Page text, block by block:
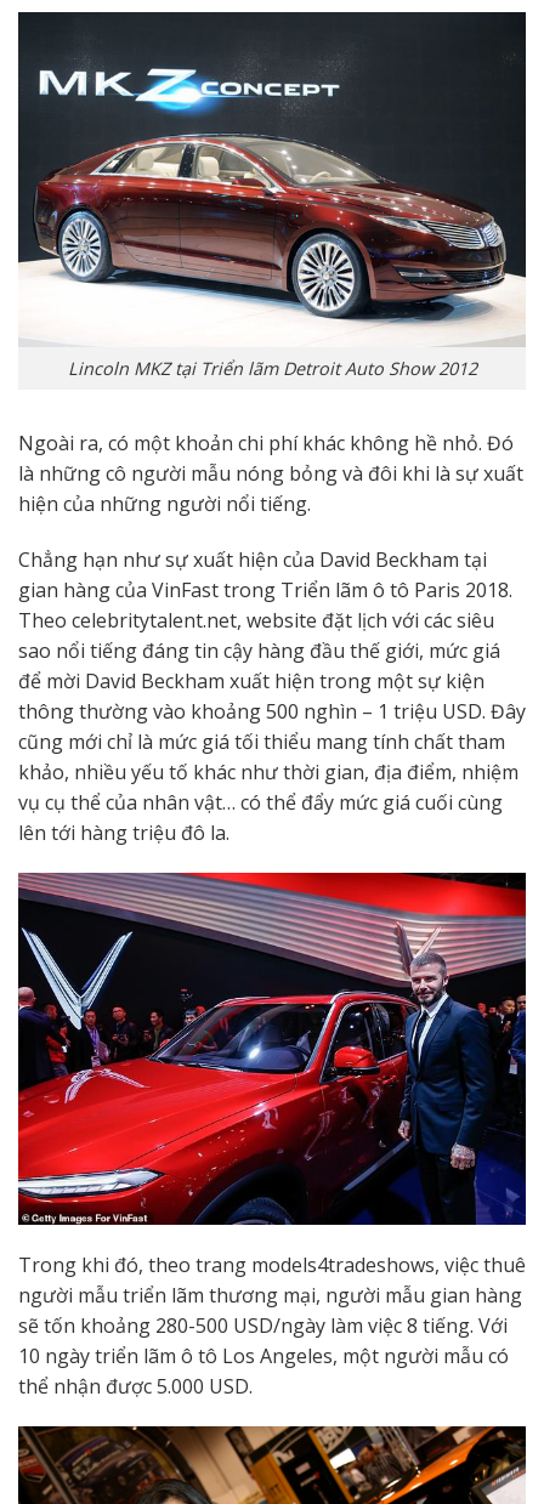
Lincoln MKZ tại Triển lãm Detroit Auto Show 2012
Ngoài ra, có một khoản chi phí khác không hề nhỏ. Đó
là những cô người mẫu nóng bỏng và đôi khi là sự xuất
hiện của những người nổi tiếng.
Chẳng hạn như sự xuất hiện của David Beckham tại
gian hàng của VinFast trong Triển lãm ô tô Paris 2018.
Theo celebritytalent.net, website đặt lịch với các siêu
sao nổi tiếng đáng tin cậy hàng đầu thế giới, mức giá
để mời David Beckham xuất hiện trong một sự kiện
thông thường vào khoảng 500 nghìn – 1 triệu USD. Đây
cũng mới chỉ là mức giá tối thiểu mang tính chất tham
khảo, nhiều yếu tố khác như thời gian, địa điểm, nhiệm
vụ cụ thể của nhân vật… có thể đẩy mức giá cuối cùng
lên tới hàng triệu đô la.
Trong khi đó, theo trang models4tradeshows, việc thuê
người mẫu triển lãm thương mại, người mẫu gian hàng
sẽ tốn khoảng 280-500 USD/ngày làm việc 8 tiếng. Với
10 ngày triển lãm ô tô Los Angeles, một người mẫu có
thể nhận được 5.000 USD.